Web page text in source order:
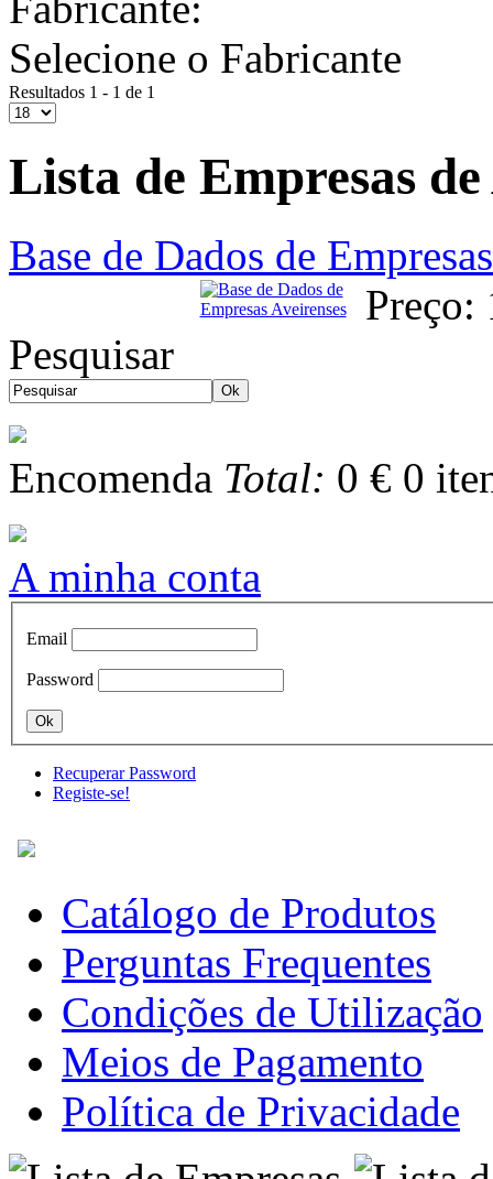
Selecione o Fabricante
Resultados 1 - 1 de 1
Lista de Empresas
Base de Dados de
Preço:
Pesquisar
Encomenda Total: 0 € 0
A minha conta
Email
Password
Recuperar Password
Registe-se!
Catálogo de Produtos
Perguntas Frequentes
Condições de Utilização
Meios de Pagamento
Política de Privacidade